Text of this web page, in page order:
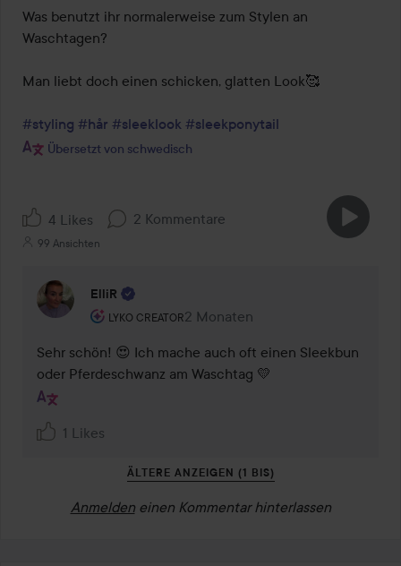
Was benutzt ihr normalerweise zum Stylen an
Waschtagen?
Man liebt doch einen schicken, glatten Look🥰
#styling #hår #sleeklook #sleekponytail
Übersetzt von schwedisch
4 Likes 2 Kommentare
99 Ansichten
ElliR
LYKO CREATOR
Rolle des Benutzers: Lyko Creator.
2 Monaten
Kommentaren lades 2 Monaten
Sehr schön! 😍 Ich mache auch oft einen Sleekbun
oder Pferdeschwanz am Waschtag 💛
1 Likes
ÄLTERE ANZEIGEN (1 BIS)
Anmelden einen Kommentar hinterlassen